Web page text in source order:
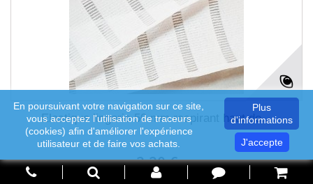
Elastique lingerie 50 mm respirant haut de...
2,20 €
En poursuivant votre navigation sur ce site,
vous acceptez l'utilisation de traceurs
(cookies) afin d'améliorer l'expérience
utilisateur et de faire vos achats.
Plus
d'informations
J'accepte